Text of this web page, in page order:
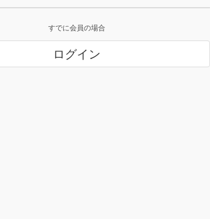
すでに会員の場合
ログイン